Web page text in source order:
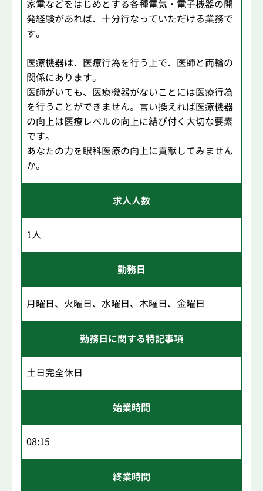
家電などをはじめとする各種電気・電子機器の開
発経験があれば、十分行なっていただける業務で
す。
医療機器は、医療行為を行う上で、医師と両輪の
関係にあります。
医師がいても、医療機器がないことには医療行為
を行うことができません。言い換えれば医療機器
の向上は医療レベルの向上に結び付く大切な要素
です。
あなたの力を眼科医療の向上に貢献してみません
か。
求人人数
1人
勤務日
月曜日、火曜日、水曜日、木曜日、金曜日
勤務日に関する特記事項
土日完全休日
始業時間
08:15
終業時間